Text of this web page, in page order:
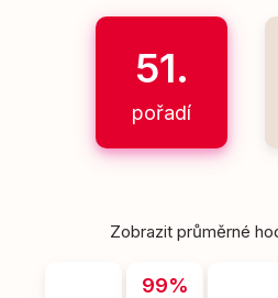
51.
pořadí
Zobrazit průměrné
99%